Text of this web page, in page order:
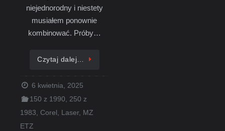
niejednorodny i niestety
musiałem ponownie
kombinować. Próby…
Czytaj dalej…
6 kwietnia, 2025
150 z 1990,250 z
1983, Corel , Laser, MZ
ETZ